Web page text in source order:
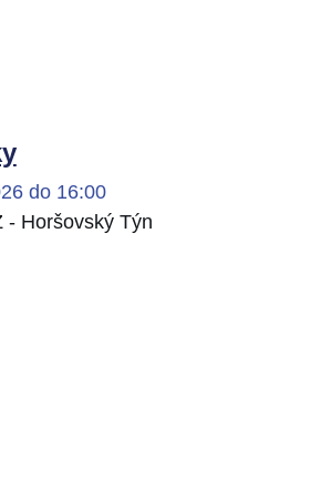
do 16:00
Horšovský Týn